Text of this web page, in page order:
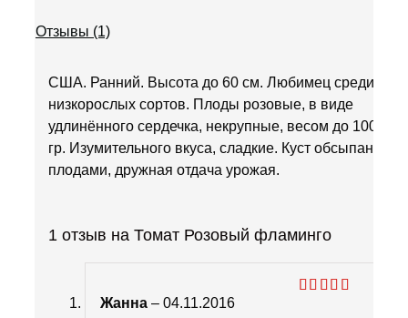
Отзывы (1)
США. Ранний. Высота до 60 см. Любимец среди
низкорослых сортов. Плоды розовые, в виде
удлинённого сердечка, некрупные, весом до 100
гр. Изумительного вкуса, сладкие. Куст обсыпан
плодами, дружная отдача урожая.
1 отзыв на Томат Розовый фламинго
Жанна– 04.11.2016